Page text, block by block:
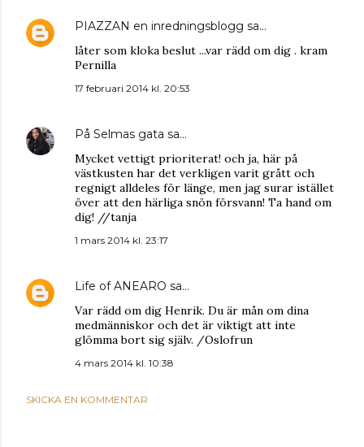
PIAZZAN en inredningsblogg sa…
låter som kloka beslut ...var rädd om dig . kram
Pernilla
17 februari 2014 kl. 20:53
På Selmas gata sa…
Mycket vettigt prioriterat! och ja, här på
västkusten har det verkligen varit grått och
regnigt alldeles för länge, men jag surar istället
över att den härliga snön försvann! Ta hand om
dig! //tanja
1 mars 2014 kl. 23:17
Life of ANEARO sa…
Var rädd om dig Henrik. Du är mån om dina
medmänniskor och det är viktigt att inte
glömma bort sig själv. /Oslofrun
4 mars 2014 kl. 10:38
SKICKA EN KOMMENTAR